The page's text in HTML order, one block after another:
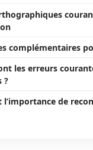
complémentaires
les erreurs
?
l’importance de